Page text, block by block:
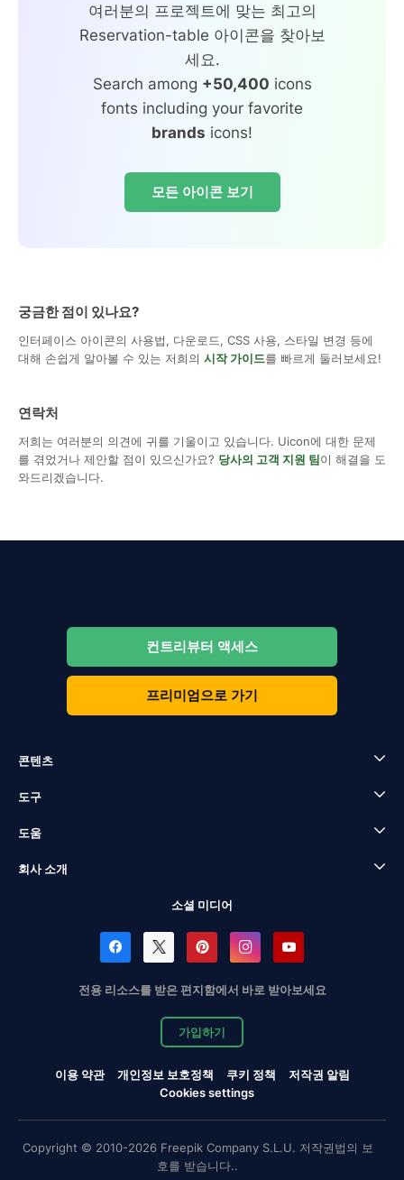
여러분의 프로젝트에 맞는 최고의
Reservation-table 아이콘을 찾아보
세요.
Search among +50,400 icons
fonts including your favorite
brands icons!
모든 아이콘 보기
궁금한 점이 있나요?
인터페이스 아이콘의 사용법, 다운로드, CSS 사용, 스타일 변경 등에
대해 손쉽게 알아볼 수 있는 저희의 시작 가이드를 빠르게 둘러보세요!
연락처
저희는 여러분의 의견에 귀를 기울이고 있습니다. Uicon에 대한 문제
를 겪었거나 제안할 점이 있으신가요? 당사의 고객 지원 팀이 해결을 도
와드리겠습니다.
컨트리뷰터 액세스
프리미엄으로 가기
콘텐츠
도구
도움
회사 소개
소셜 미디어
전용 리소스를 받은 편지함에서 바로 받아보세요
가입하기
이용 약관 개인정보 보호정책 쿠키 정책
저작권 알림
Cookies settings
Copyright © 2010-2026 Freepik Company S.L.U. 저작권법의 보
호를 받습니다..